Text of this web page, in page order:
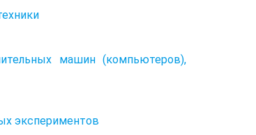
машин (компьютеров),
экспериментов